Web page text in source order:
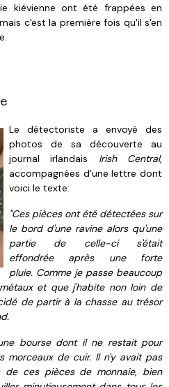
kiévienne ont été frappées en
c'est la première fois qu'il s'en
Le détectoriste a envoyé des
photos de sa découverte au
journal irlandais Irish Central,
accompagnées d'une lettre dont
voici le texte:
"Ces pièces ont été détectées sur
le bord d'une ravine alors qu'une
partie de celle-ci s'était
effondrée après une forte
pluie. Comme je passe beaucoup
et que j'habite non loin de
de partir à la chasse au trésor
bourse dont il ne restait pour
morceaux de cuir. Il n'y avait pas
de ces pièces de monnaie, bien